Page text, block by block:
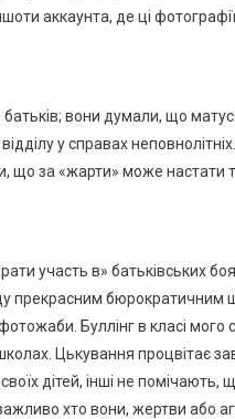
аккаунта, де ці фотографії
вони думали, що
у справах
що за «жарти» може настати
участь в» батьківських
прекрасним бюрократичним
Буллінг в класі
Цькування процвітає
дітей, інші не
хто вони, жертви або